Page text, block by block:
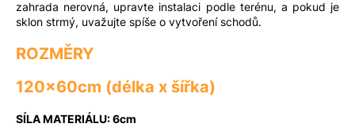
zahrada nerovná, upravte instalaci podle terénu, a pokud je
sklon strmý, uvažujte spíše o vytvoření schodů.
ROZMĚRY
120x60cm (délka x šířka)
SÍLA MATERIÁLU: 6cm